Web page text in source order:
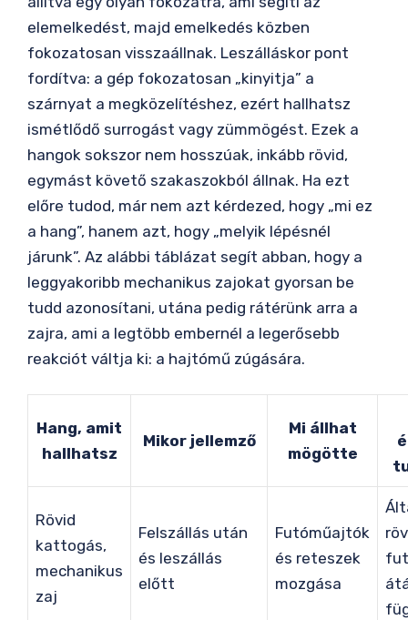
elemelkedést, majd emelkedés közben
fokozatosan visszaállnak. Leszálláskor pont
fordítva: a gép fokozatosan „kinyitja” a
szárnyat a megközelítéshez, ezért hallhatsz
ismétlődő surrogást vagy zümmögést. Ezek a
hangok sokszor nem hosszúak, inkább rövid,
egymást követő szakaszokból állnak. Ha ezt
előre tudod, már nem azt kérdezed, hogy „mi ez
a hang”, hanem azt, hogy „melyik lépésnél
járunk”. Az alábbi táblázat segít abban, hogy a
leggyakoribb mechanikus zajokat gyorsan be
tudd azonosítani, utána pedig rátérünk arra a
zajra, ami a legtöbb embernél a legerősebb
reakciót váltja ki: a hajtómű zúgására.
Hang, amit
hallhatsz
Mikor jellemző
Mi állhat
mögötte
Rövid
kattogás,
mechanikus
zaj
Felszállás után
és leszállás
előtt
Futóműajtók
és reteszek
mozgása